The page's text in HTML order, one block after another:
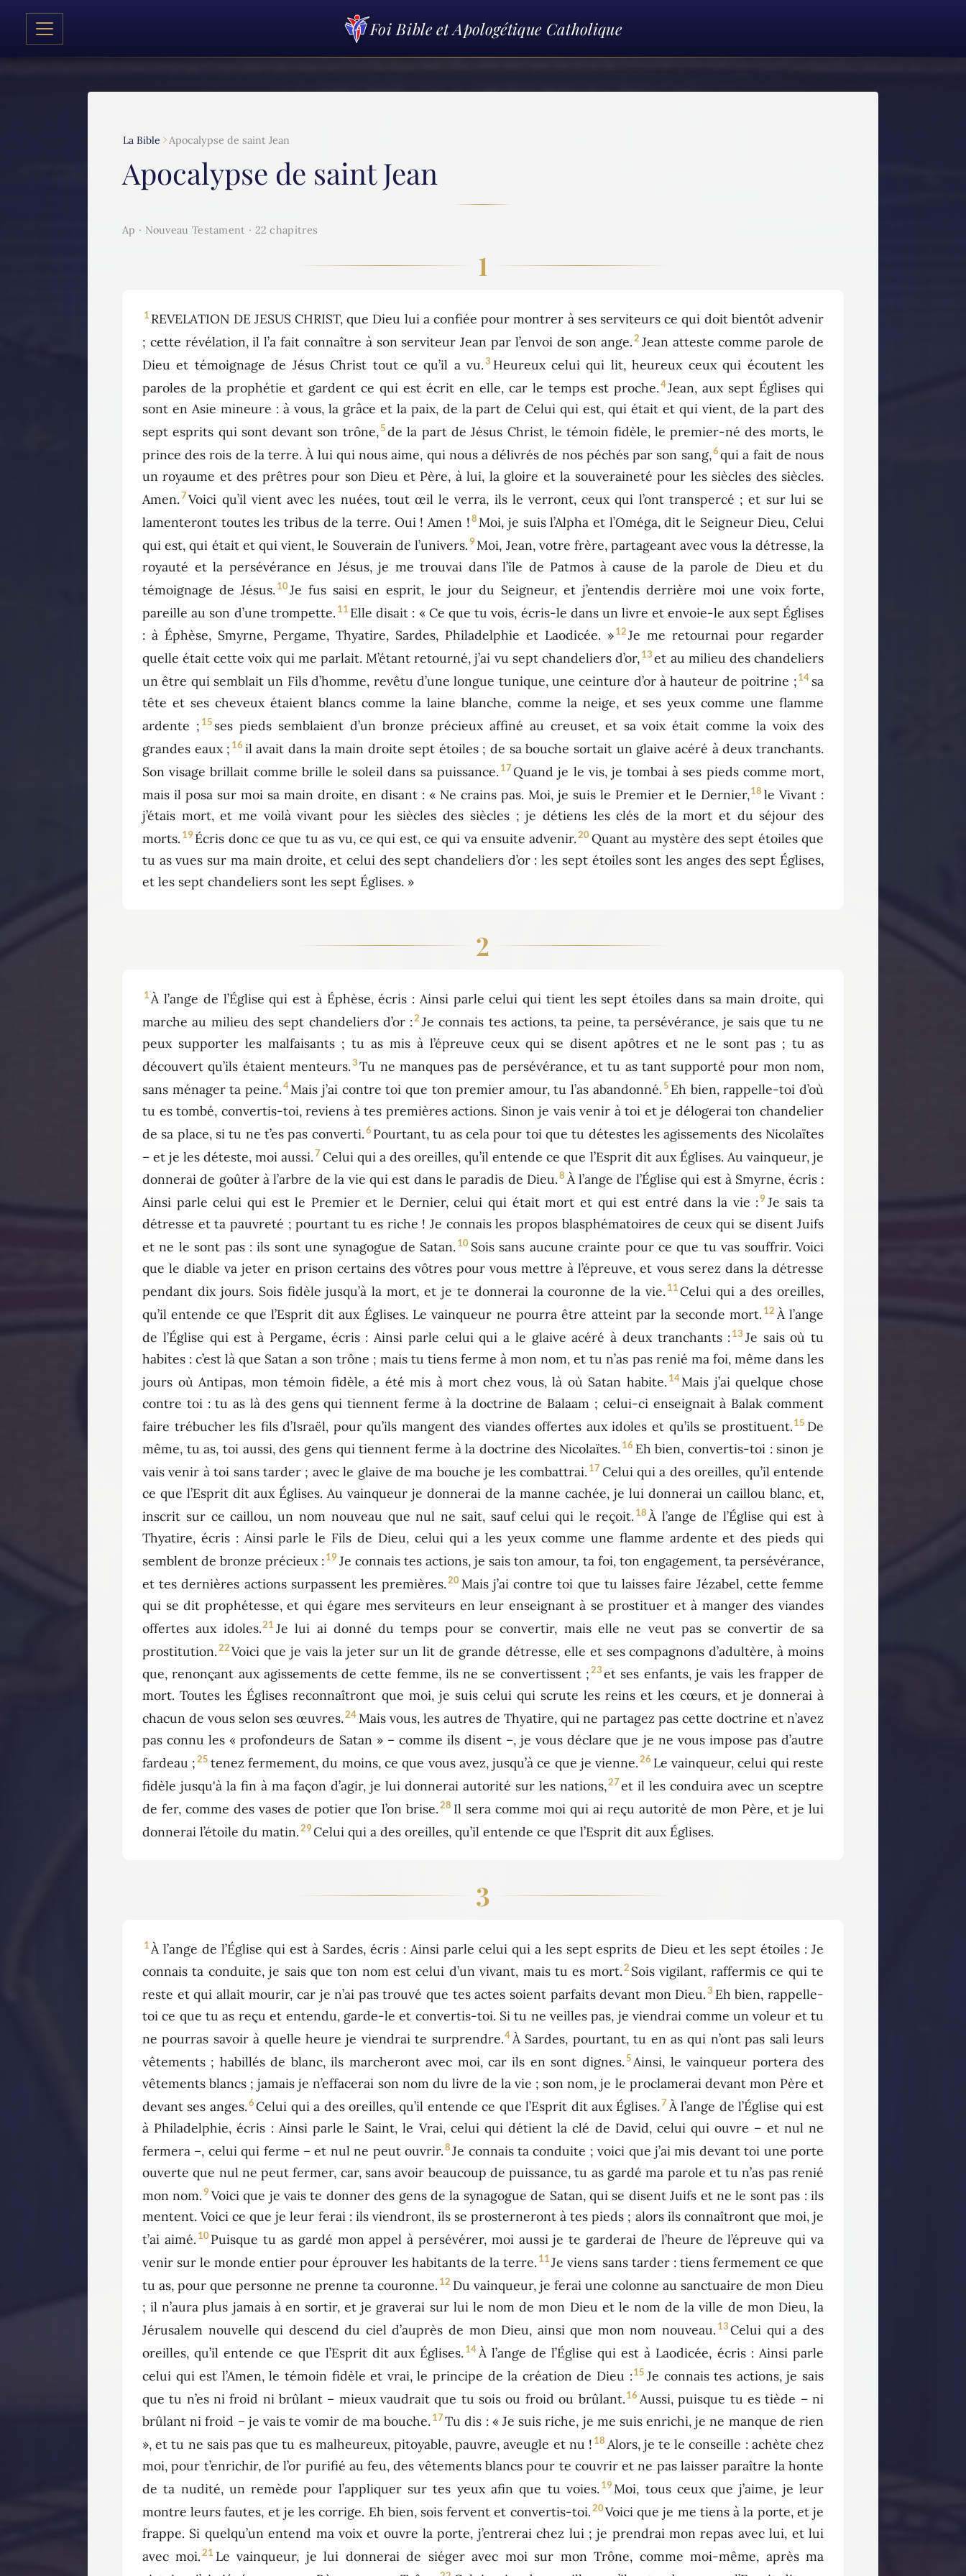
Foi Bible et Apologétique Catholique
La Bible Apocalypse de saint Jean
Apocalypse de saint Jean
Ap · Nouveau Testament · 22 chapitres
1
1 REVELATION DE JESUS CHRIST, que Dieu lui a confiée pour montrer à ses serviteurs ce qui doit bientôt advenir
; cette révélation, il l’a fait connaître à son serviteur Jean par l’envoi de son ange. 2 Jean atteste comme parole de
Dieu et témoignage de Jésus Christ tout ce qu’il a vu.3 Heureux celui qui lit, heureux ceux qui écoutent les
paroles de la prophétie et gardent ce qui est écrit en elle, car le temps est proche.4Jean, aux sept Églises qui
sont en Asie mineure : à vous, la grâce et la paix, de la part de Celui qui est, qui était et qui vient, de la part des
sept esprits qui sont devant son trône,5de la part de Jésus Christ, le témoin fidèle, le premier-né des morts, le
prince des rois de la terre. À lui qui nous aime, qui nous a délivrés de nos péchés par son sang,6qui a fait de nous
un royaume et des prêtres pour son Dieu et Père, à lui, la gloire et la souveraineté pour les siècles des siècles.
Amen.7 Voici qu’il vient avec les nuées, tout œil le verra, ils le verront, ceux qui l’ont transpercé ; et sur lui se
lamenteront toutes les tribus de la terre. Oui ! Amen !8 Moi, je suis l’Alpha et l’Oméga, dit le Seigneur Dieu, Celui
qui est, qui était et qui vient, le Souverain de l’univers. 9 Moi, Jean, votre frère, partageant avec vous la détresse, la
royauté et la persévérance en Jésus, je me trouvai dans l’île de Patmos à cause de la parole de Dieu et du
témoignage de Jésus. 10Je fus saisi en esprit, le jour du Seigneur, et j’entendis derrière moi une voix forte,
pareille au son d’une trompette. 11 Elle disait : « Ce que tu vois, écris-le dans un livre et envoie-le aux sept Églises
: à Éphèse, Smyrne, Pergame, Thyatire, Sardes, Philadelphie et Laodicée. » 12Je me retournai pour regarder
quelle était cette voix qui me parlait. M’étant retourné, j’ai vu sept chandeliers d’or,13 et au milieu des chandeliers
un être qui semblait un Fils d’homme, revêtu d’une longue tunique, une ceinture d’or à hauteur de poitrine ;14 sa
tête et ses cheveux étaient blancs comme la laine blanche, comme la neige, et ses yeux comme une flamme
ardente ; 15 ses pieds semblaient d’un bronze précieux affiné au creuset, et sa voix était comme la voix des
grandes eaux ; 16 il avait dans la main droite sept étoiles ; de sa bouche sortait un glaive acéré à deux tranchants.
Son visage brillait comme brille le soleil dans sa puissance. 17Quand je le vis, je tombai à ses pieds comme mort,
mais il posa sur moi sa main droite, en disant : « Ne crains pas. Moi, je suis le Premier et le Dernier,18 le Vivant :
j’étais mort, et me voilà vivant pour les siècles des siècles ; je détiens les clés de la mort et du séjour des
morts. 19 Écris donc ce que tu as vu, ce qui est, ce qui va ensuite advenir. 20Quant au mystère des sept étoiles que
tu as vues sur ma main droite, et celui des sept chandeliers d’or : les sept étoiles sont les anges des sept Églises,
et les sept chandeliers sont les sept Églises. »
2
1 À l’ange de l’Église qui est à Éphèse, écris : Ainsi parle celui qui tient les sept étoiles dans sa main droite, qui
marche au milieu des sept chandeliers d’or :2 Je connais tes actions, ta peine, ta persévérance, je sais que tu ne
peux supporter les malfaisants ; tu as mis à l’épreuve ceux qui se disent apôtres et ne le sont pas ; tu as
découvert qu’ils étaient menteurs.3 Tu ne manques pas de persévérance, et tu as tant supporté pour mon nom,
sans ménager ta peine.4Mais j’ai contre toi que ton premier amour, tu l’as abandonné.5 Eh bien, rappelle-toi d’où
tu es tombé, convertis-toi, reviens à tes premières actions. Sinon je vais venir à toi et je délogerai ton chandelier
de sa place, si tu ne t’es pas converti.6 Pourtant, tu as cela pour toi que tu détestes les agissements des Nicolaïtes
– et je les déteste, moi aussi. 7 Celui qui a des oreilles, qu’il entende ce que l’Esprit dit aux Églises. Au vainqueur, je
donnerai de goûter à l’arbre de la vie qui est dans le paradis de Dieu.8 À l’ange de l’Église qui est à Smyrne, écris :
Ainsi parle celui qui est le Premier et le Dernier, celui qui était mort et qui est entré dans la vie :9 Je sais ta
détresse et ta pauvreté ; pourtant tu es riche ! Je connais les propos blasphématoires de ceux qui se disent Juifs
et ne le sont pas : ils sont une synagogue de Satan. 10 Sois sans aucune crainte pour ce que tu vas souffrir. Voici
que le diable va jeter en prison certains des vôtres pour vous mettre à l’épreuve, et vous serez dans la détresse
pendant dix jours. Sois fidèle jusqu’à la mort, et je te donnerai la couronne de la vie. 11 Celui qui a des oreilles,
qu’il entende ce que l’Esprit dit aux Églises. Le vainqueur ne pourra être atteint par la seconde mort. 12 À l’ange
de l’Église qui est à Pergame, écris : Ainsi parle celui qui a le glaive acéré à deux tranchants :13 Je sais où tu
habites : c’est là que Satan a son trône ; mais tu tiens ferme à mon nom, et tu n’as pas renié ma foi, même dans les
jours où Antipas, mon témoin fidèle, a été mis à mort chez vous, là où Satan habite. 14Mais j’ai quelque chose
contre toi : tu as là des gens qui tiennent ferme à la doctrine de Balaam ; celui-ci enseignait à Balak comment
faire trébucher les fils d’Israël, pour qu’ils mangent des viandes offertes aux idoles et qu’ils se prostituent.15 De
même, tu as, toi aussi, des gens qui tiennent ferme à la doctrine des Nicolaïtes. 16 Eh bien, convertis-toi : sinon je
vais venir à toi sans tarder ; avec le glaive de ma bouche je les combattrai. 17 Celui qui a des oreilles, qu’il entende
ce que l’Esprit dit aux Églises. Au vainqueur je donnerai de la manne cachée, je lui donnerai un caillou blanc, et,
inscrit sur ce caillou, un nom nouveau que nul ne sait, sauf celui qui le reçoit. 18 À l’ange de l’Église qui est à
Thyatire, écris : Ainsi parle le Fils de Dieu, celui qui a les yeux comme une flamme ardente et des pieds qui
semblent de bronze précieux :19 Je connais tes actions, je sais ton amour, ta foi, ton engagement, ta persévérance,
et tes dernières actions surpassent les premières. 20Mais j’ai contre toi que tu laisses faire Jézabel, cette femme
qui se dit prophétesse, et qui égare mes serviteurs en leur enseignant à se prostituer et à manger des viandes
offertes aux idoles.21 Je lui ai donné du temps pour se convertir, mais elle ne veut pas se convertir de sa
prostitution.22 Voici que je vais la jeter sur un lit de grande détresse, elle et ses compagnons d’adultère, à moins
que, renonçant aux agissements de cette femme, ils ne se convertissent ;23 et ses enfants, je vais les frapper de
mort. Toutes les Églises reconnaîtront que moi, je suis celui qui scrute les reins et les cœurs, et je donnerai à
chacun de vous selon ses œuvres. 24Mais vous, les autres de Thyatire, qui ne partagez pas cette doctrine et n’avez
pas connu les « profondeurs de Satan » – comme ils disent –, je vous déclare que je ne vous impose pas d’autre
fardeau ; 25 tenez fermement, du moins, ce que vous avez, jusqu’à ce que je vienne. 26 Le vainqueur, celui qui reste
fidèle jusqu'à la fin à ma façon d’agir, je lui donnerai autorité sur les nations,27et il les conduira avec un sceptre
de fer, comme des vases de potier que l’on brise.28 Il sera comme moi qui ai reçu autorité de mon Père, et je lui
donnerai l’étoile du matin.29 Celui qui a des oreilles, qu’il entende ce que l’Esprit dit aux Églises.
3
1 À l’ange de l’Église qui est à Sardes, écris : Ainsi parle celui qui a les sept esprits de Dieu et les sept étoiles : Je
connais ta conduite, je sais que ton nom est celui d’un vivant, mais tu es mort.2 Sois vigilant, raffermis ce qui te
reste et qui allait mourir, car je n’ai pas trouvé que tes actes soient parfaits devant mon Dieu. 3 Eh bien, rappelle-
toi ce que tu as reçu et entendu, garde-le et convertis-toi. Si tu ne veilles pas, je viendrai comme un voleur et tu
ne pourras savoir à quelle heure je viendrai te surprendre.4À Sardes, pourtant, tu en as qui n’ont pas sali leurs
vêtements ; habillés de blanc, ils marcheront avec moi, car ils en sont dignes.5 Ainsi, le vainqueur portera des
vêtements blancs ; jamais je n’effacerai son nom du livre de la vie ; son nom, je le proclamerai devant mon Père et
devant ses anges.6 Celui qui a des oreilles, qu’il entende ce que l’Esprit dit aux Églises. 7 À l’ange de l’Église qui est
à Philadelphie, écris : Ainsi parle le Saint, le Vrai, celui qui détient la clé de David, celui qui ouvre – et nul ne
fermera –, celui qui ferme – et nul ne peut ouvrir.8 Je connais ta conduite ; voici que j’ai mis devant toi une porte
ouverte que nul ne peut fermer, car, sans avoir beaucoup de puissance, tu as gardé ma parole et tu n’as pas renié
mon nom. 9 Voici que je vais te donner des gens de la synagogue de Satan, qui se disent Juifs et ne le sont pas : ils
mentent. Voici ce que je leur ferai : ils viendront, ils se prosterneront à tes pieds ; alors ils connaîtront que moi, je
t’ai aimé. 10 Puisque tu as gardé mon appel à persévérer, moi aussi je te garderai de l’heure de l’épreuve qui va
venir sur le monde entier pour éprouver les habitants de la terre. 11 Je viens sans tarder : tiens fermement ce que
tu as, pour que personne ne prenne ta couronne. 12 Du vainqueur, je ferai une colonne au sanctuaire de mon Dieu
; il n’aura plus jamais à en sortir, et je graverai sur lui le nom de mon Dieu et le nom de la ville de mon Dieu, la
Jérusalem nouvelle qui descend du ciel d’auprès de mon Dieu, ainsi que mon nom nouveau. 13 Celui qui a des
oreilles, qu’il entende ce que l’Esprit dit aux Églises. 14À l’ange de l’Église qui est à Laodicée, écris : Ainsi parle
celui qui est l’Amen, le témoin fidèle et vrai, le principe de la création de Dieu :15 Je connais tes actions, je sais
que tu n’es ni froid ni brûlant – mieux vaudrait que tu sois ou froid ou brûlant.16 Aussi, puisque tu es tiède – ni
brûlant ni froid – je vais te vomir de ma bouche. 17 Tu dis : « Je suis riche, je me suis enrichi, je ne manque de rien
», et tu ne sais pas que tu es malheureux, pitoyable, pauvre, aveugle et nu ! 18 Alors, je te le conseille : achète chez
moi, pour t’enrichir, de l’or purifié au feu, des vêtements blancs pour te couvrir et ne pas laisser paraître la honte
de ta nudité, un remède pour l’appliquer sur tes yeux afin que tu voies. 19 Moi, tous ceux que j’aime, je leur
montre leurs fautes, et je les corrige. Eh bien, sois fervent et convertis-toi.20Voici que je me tiens à la porte, et je
frappe. Si quelqu’un entend ma voix et ouvre la porte, j’entrerai chez lui ; je prendrai mon repas avec lui, et lui
avec moi. 21 Le vainqueur, je lui donnerai de siéger avec moi sur mon Trône, comme moi-même, après ma